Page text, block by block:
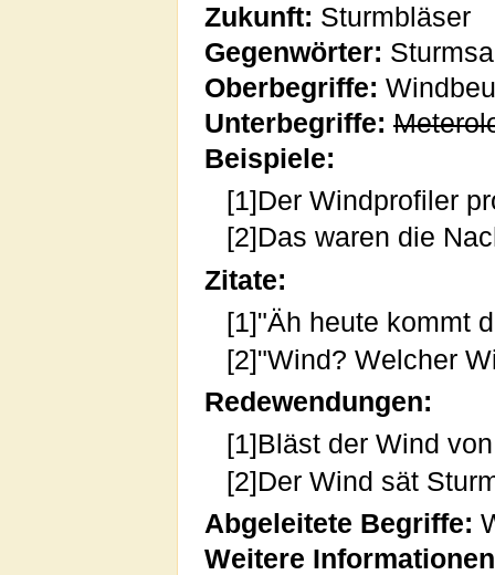
Zukunft: Sturmbläser
Gegenwörter:
Oberbegriffe:
Unterbegriffe:
Beispiele:
[1]Der Windprofiler
[2]Das waren die
Zitate:
[1]"Äh heute kommt
[2]"Wind? Welcher
Redewendungen:
[1]Bläst der Wind
[2]Der Wind sät
Abgeleitete Begriffe:
Weitere